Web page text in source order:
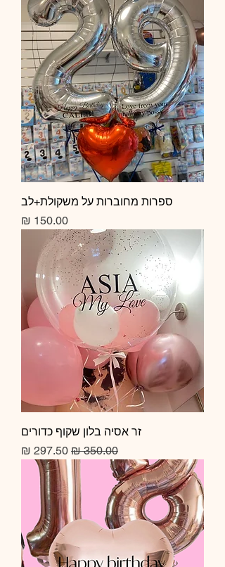
ספרות מחוברות על משקולת+לב
מחיר
זר אסיה בלון שקוף כדורים
מחיר רגיל מחיר מבצע